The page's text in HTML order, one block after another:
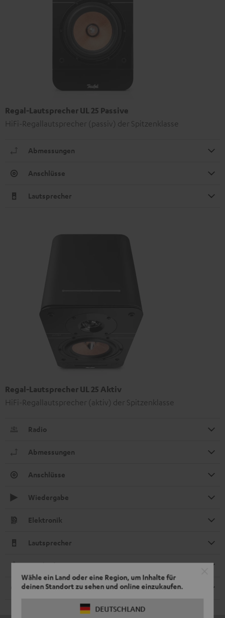
Wähle ein Land oder eine Region, um Inhalte für
deinen Standort zu sehen und online einzukaufen.
DEUTSCHLAND
Regal-Lautsprecher UL 25 Passive
HiFi-Regallautsprecher (passiv) der Spitzenklasse
Abmessungen
Anschlüsse
Lautsprecher
Regal-Lautsprecher UL 25 Aktiv
HiFi-Regallautsprecher (aktiv) der Spitzenklasse
Radio
Abmessungen
Anschlüsse
Wiedergabe
Elektronik
Lautsprecher
Fernbedienung
Kabel